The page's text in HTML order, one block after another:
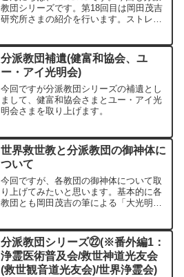
教団シリーズです。第18回目は岡田茂吉
研究所さまの紹介を行います。ストレー
品)支部の支部長を務めた岩永佳誉子氏が
一元化認証の翌...
分派教団補遺(健富和協会、ユ
ー・アイ光明会)
今回ですが分派教団シリーズの補遺とし
まして、健富和協会さまとユー・アイ光
明会さまを取り上げます。
世界救世教と分派教団の御神体に
ついて
今回ですが、各教団の御神体について取
り上げてみたいと思います。基本的に各
教団とも岡田茂吉の筆による「大光明」
主の筆の「大光明真神」を、新健康協会
は御尊影(岡田茂吉の写真)など、異なる
ケースもございます。
分派教団シリーズ㉒(※番外編1：
浄霊医術普及会/救世神道光友会
(救世観音道光友会)/世界浄霊会)